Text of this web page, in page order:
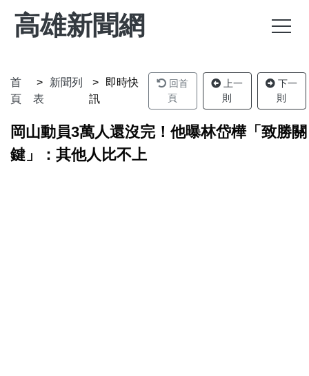
高雄新聞網
首
頁
新聞列
表
即時快
訊
回首
頁
上一
則
下一
則
岡山動員3萬人還沒完！他曝林岱樺「致勝關
鍵」：其他人比不上